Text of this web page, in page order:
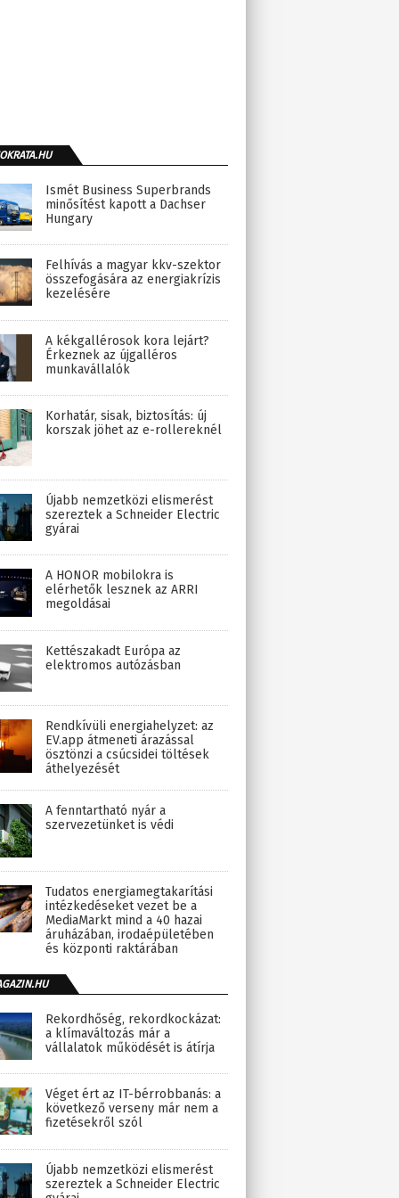
Ismét Business Superbrands
minősítést kapott a Dachser
Hungary
Felhívás a magyar kkv-szektor
összefogására az energiakrízis
kezelésére
A kékgallérosok kora lejárt?
Érkeznek az újgalléros
munkavállalók
Korhatár, sisak, biztosítás: új
korszak jöhet az e-rollereknél
Újabb nemzetközi elismerést
szereztek a Schneider Electric
gyárai
A HONOR mobilokra is
elérhetők lesznek az ARRI
megoldásai
Kettészakadt Európa az
elektromos autózásban
Rendkívüli energiahelyzet: az
EV.app átmeneti árazással
ösztönzi a csúcsidei töltések
áthelyezését
A fenntartható nyár a
szervezetünket is védi
Tudatos energiamegtakarítási
intézkedéseket vezet be a
MediaMarkt mind a 40 hazai
áruházában, irodaépületében
és központi raktárában
Rekordhőség, rekordkockázat:
a klímaváltozás már a
vállalatok működését is átírja
Véget ért az IT-bérrobbanás: a
következő verseny már nem a
fizetésekről szól
Újabb nemzetközi elismerést
szereztek a Schneider Electric